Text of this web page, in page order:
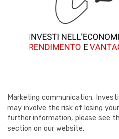
Marketing communication.
may involve the risk of losing
further information, please see
section on our website.